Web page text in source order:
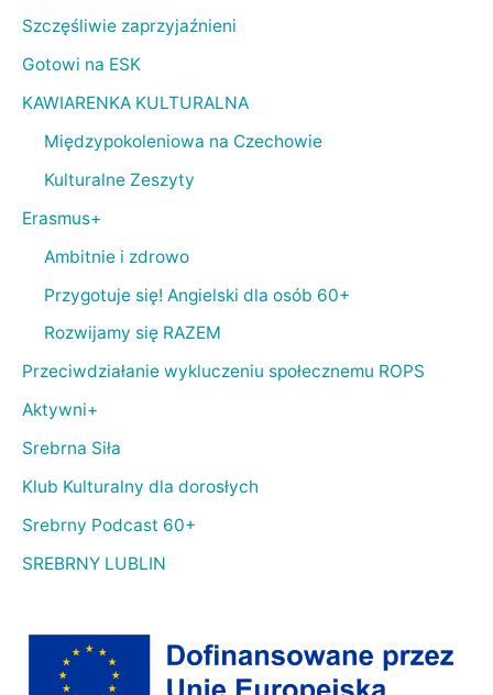
Szczęśliwie zaprzyjaźnieni
Gotowi na ESK
KAWIARENKA KULTURALNA
Międzypokoleniowa na Czechowie
Kulturalne Zeszyty
Erasmus+
Ambitnie i zdrowo
Przygotuje się! Angielski dla osób 60+
Rozwijamy się RAZEM
Przeciwdziałanie wykluczeniu społecznemu ROPS
Aktywni+
Srebrna Siła
Klub Kulturalny dla dorosłych
Srebrny Podcast 60+
SREBRNY LUBLIN